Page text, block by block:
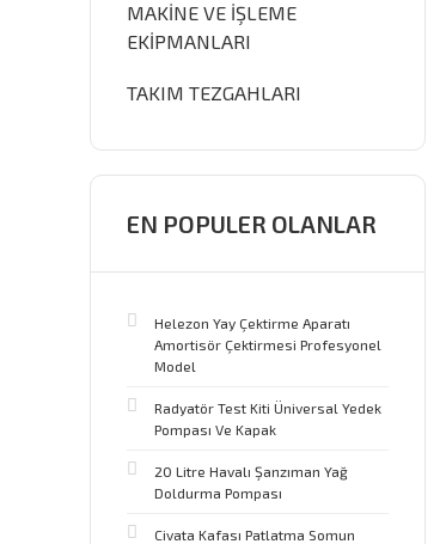
MAKİNE VE İŞLEME
EKİPMANLARI
TAKIM TEZGAHLARI
EN POPULER OLANLAR
Helezon Yay Çektirme Aparatı
Amortisör Çektirmesi Profesyonel
Model
Radyatör Test Kiti Üniversal Yedek
Pompası Ve Kapak
20 Litre Havalı Şanzıman Yağ
Doldurma Pompası
Civata Kafası Patlatma Somun